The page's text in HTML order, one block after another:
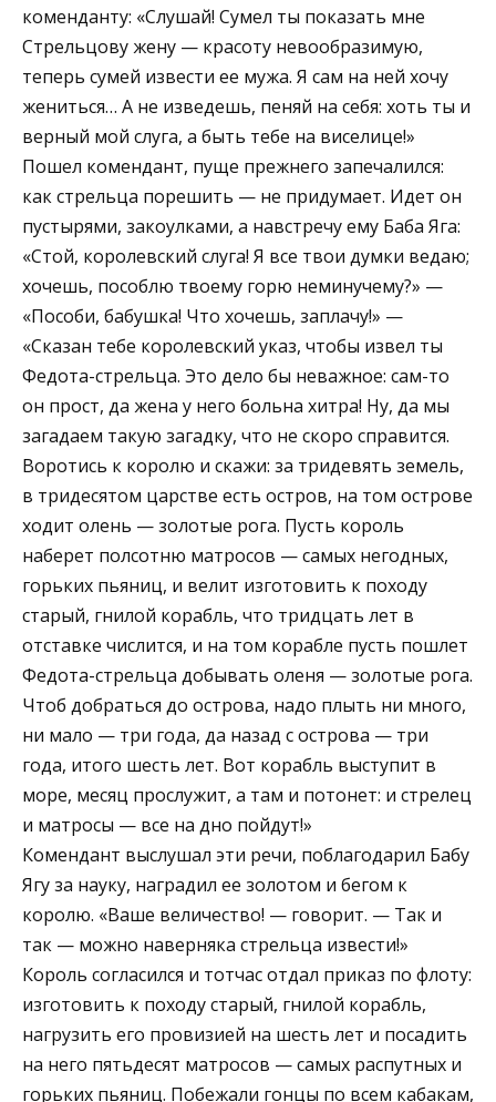
коменданту: «Слушай! Сумел ты показать мне
Стрельцову жену — красоту невообразимую,
теперь сумей извести ее мужа. Я сам на ней хочу
жениться… А не изведешь, пеняй на себя: хоть ты и
верный мой слуга, а быть тебе на виселице!»
Пошел комендант, пуще прежнего запечалился:
как стрельца порешить — не придумает. Идет он
пустырями, закоулками, а навстречу ему Баба Яга:
«Стой, королевский слуга! Я все твои думки ведаю;
хочешь, пособлю твоему горю неминучему?» —
«Пособи, бабушка! Что хочешь, заплачу!» —
«Сказан тебе королевский указ, чтобы извел ты
Федота-стрельца. Это дело бы неважное: сам-то
он прост, да жена у него больна хитра! Ну, да мы
загадаем такую загадку, что не скоро справится.
Воротись к королю и скажи: за тридевять земель,
в тридесятом царстве есть остров, на том острове
ходит олень — золотые рога. Пусть король
наберет полсотню матросов — самых негодных,
горьких пьяниц, и велит изготовить к походу
старый, гнилой корабль, что тридцать лет в
отставке числится, и на том корабле пусть пошлет
Федота-стрельца добывать оленя — золотые рога.
Чтоб добраться до острова, надо плыть ни много,
ни мало — три года, да назад с острова — три
года, итого шесть лет. Вот корабль выступит в
море, месяц прослужит, а там и потонет: и стрелец
и матросы — все на дно пойдут!»
Комендант выслушал эти речи, поблагодарил Бабу
Ягу за науку, наградил ее золотом и бегом к
королю. «Ваше величество! — говорит. — Так и
так — можно наверняка стрельца извести!»
Король согласился и тотчас отдал приказ по флоту:
изготовить к походу старый, гнилой корабль,
нагрузить его провизией на шесть лет и посадить
на него пятьдесят матросов — самых распутных и
горьких пьяниц. Побежали гонцы по всем кабакам,